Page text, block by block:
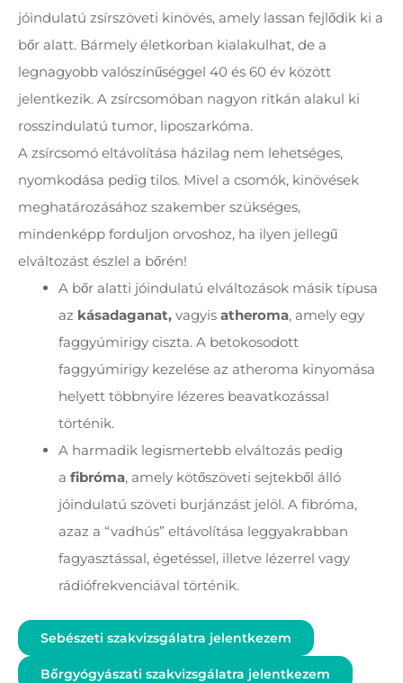
jóindulatú zsírszöveti kinövés, amely lassan fejlődik ki a
bőr alatt. Bármely életkorban kialakulhat, de a
legnagyobb valószínűséggel 40 és 60 év között
jelentkezik. A zsírcsomóban nagyon ritkán alakul ki
rosszindulatú tumor, liposzarkóma.
A zsírcsomó eltávolítása házilag nem lehetséges,
nyomkodása pedig tilos. Mivel a csomók, kinövések
meghatározásához szakember szükséges,
mindenképp forduljon orvoshoz, ha ilyen jellegű
elváltozást észlel a bőrén!
A bőr alatti jóindulatú elváltozások másik típusa
az kásadaganat, vagyis atheroma, amely egy
faggyúmirigy ciszta. A betokosodott
faggyúmirigy kezelése az atheroma kinyomása
helyett többnyire lézeres beavatkozással
történik.
A harmadik legismertebb elváltozás pedig
a fibróma, amely kötőszöveti sejtekből álló
jóindulatú szöveti burjánzást jelöl. A fibróma,
azaz a “vadhús” eltávolítása leggyakrabban
fagyasztással, égetéssel, illetve lézerrel vagy
rádiófrekvenciával történik.
Sebészeti szakvizsgálatra jelentkezem
Bőrgyógyászati szakvizsgálatra jelentkezem